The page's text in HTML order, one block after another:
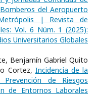
del Aeropuerto
| Revista de
Vol. 6 Núm. 1 (2025):
Universitarios Globales
Benjamín Gabriel Quito
Cortez, Incidencia de la
de Riesgos
de Entornos Laborales